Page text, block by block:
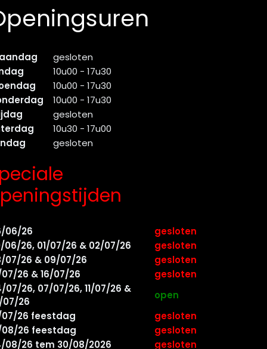
gesloten
10u00 - 17u30
10u00 - 17u30
10u00 - 17u30
gesloten
10u30 - 17u00
gesloten
06/26
gesloten
06/26, 01/07/26 & 02/07/26
gesloten
07/26 & 09/07/26
gesloten
07/26 & 16/07/26
gesloten
07/26, 07/07/26, 11/07/26 &
07/26
open
07/26 feestdag
gesloten
08/26 feestdag
gesloten
08/26 tem 30/08/2026
gesloten